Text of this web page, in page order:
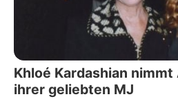
Khloé Kardashian
ihrer geliebten MJ